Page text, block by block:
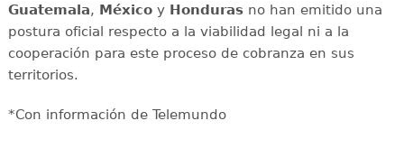
Guatemala, Méxicoy Hondurasno han emitido una
postura oficial respecto a la viabilidad legal ni a la
cooperación para este proceso de cobranza en sus
territorios.
*Con información de Telemundo